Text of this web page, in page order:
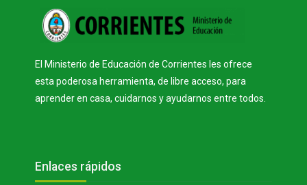
El Ministerio de Educación de Corrientes les ofrece
esta poderosa herramienta, de libre acceso, para
aprender en casa, cuidarnos y ayudarnos entre todos.
Bloques
Enlaces rápidos